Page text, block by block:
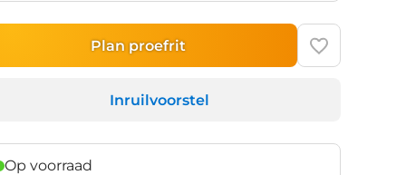
Plan proefrit
Inruilvoorstel
Op voorraad